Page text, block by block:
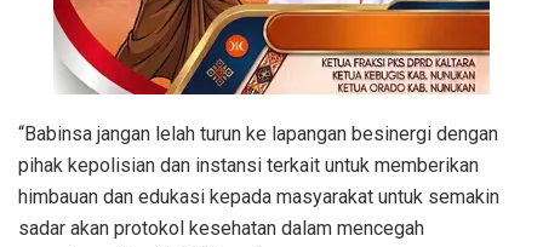
“Babinsa jangan lelah turun ke lapangan besinergi dengan
pihak kepolisian dan instansi terkait untuk memberikan
himbauan dan edukasi kepada masyarakat untuk semakin
sadar akan protokol kesehatan dalam mencegah